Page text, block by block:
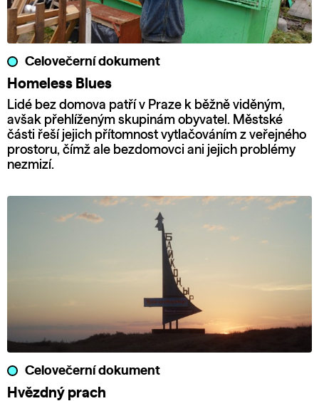
Celovečerní dokument
Homeless Blues
Lidé bez domova patří v Praze k běžně viděným,
avšak přehlíženým skupinám obyvatel. Městské
části řeší jejich přítomnost vytlačováním z veřejného
prostoru, čímž ale bezdomovci ani jejich problémy
nezmizí.
Celovečerní dokument
Hvězdný prach